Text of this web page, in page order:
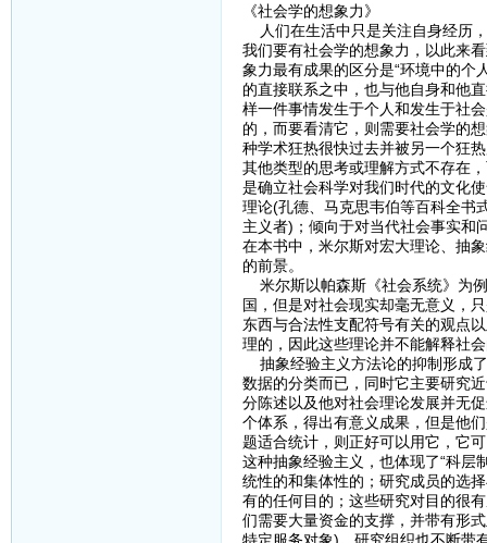
《社会学的想象力》
人们在生活中只是关注自身经历
我们要有社会学的想象力，以此来
象力最有成果的区分是“环境中的个
的直接联系之中，也与他自身和他
样一件事情发生于个人和发生于社
的，而要看清它，则需要社会学的
种学术狂热很快过去并被另一个狂
其他类型的思考或理解方式不存在
是确立社会科学对我们时代的文化
理论(孔德、马克思韦伯等百科全书
主义者)；倾向于对当代社会事实和
在本书中，米尔斯对宏大理论、抽
的前景。
米尔斯以帕森斯《社会系统》为
国，但是对社会现实却毫无意义，
东西与合法性支配符号有关的观点
理的，因此这些理论并不能解释社
抽象经验主义方法论的抑制形成
数据的分类而已，同时它主要研究
分陈述以及他对社会理论发展并无
个体系，得出有意义成果，但是他
题适合统计，则正好可以用它，它
这种抽象经验主义，也体现了“科层
统性的和集体性的；研究成员的选
有的任何目的；这些研究对目的很
们需要大量资金的支撑，并带有形
特定服务对象)。研究组织也不断带